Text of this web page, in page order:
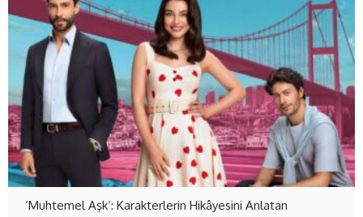
‘Muhtemel Aşk’: Karakterlerin Hikâyesini Anlatan